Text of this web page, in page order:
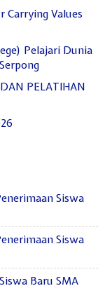
Carrying Values
Pelajari Dunia
DAN PELATIHAN
Siswa
Siswa
Baru SMA